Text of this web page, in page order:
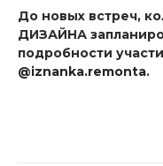
До новых встреч,
ДИЗАЙНА
подробности
@iznanka.remonta.